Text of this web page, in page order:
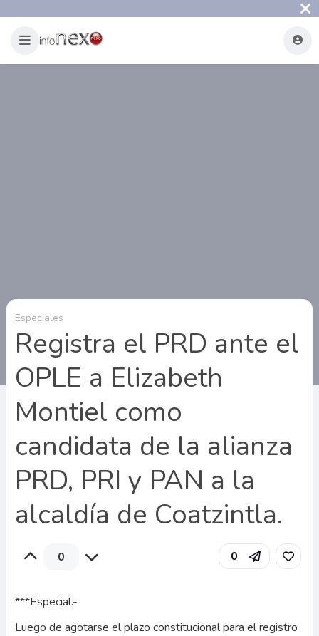
Especiales
Registra el PRD ante el
OPLE a Elizabeth
Montiel como
candidata de la alianza
PRD, PRI y PAN a la
alcaldía de Coatzintla.
0 0
***Especial.-
Luego de agotarse el plazo constitucional para el registro